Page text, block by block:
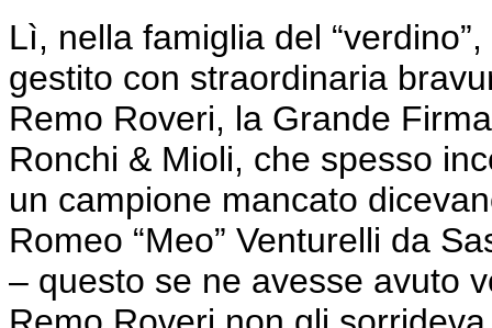
Lì, nella famiglia del
gestito con straordinaria
Remo Roveri, la Grande
Ronchi & Mioli, che spesso
un campione mancato
Romeo “Meo” Venturelli da
– questo se ne avesse avuto